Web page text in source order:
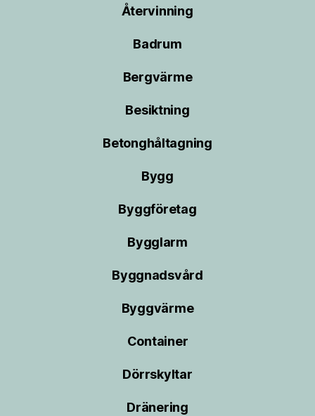
Återvinning
Badrum
Bergvärme
Besiktning
Betonghåltagning
Bygg
Byggföretag
Bygglarm
Byggnadsvård
Byggvärme
Container
Dörrskyltar
Dränering